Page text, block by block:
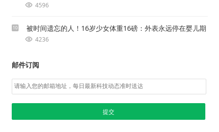
4596
10 被时间遗忘的人！16岁少女体重16磅：外表永远停在婴儿期
4236
邮件订阅